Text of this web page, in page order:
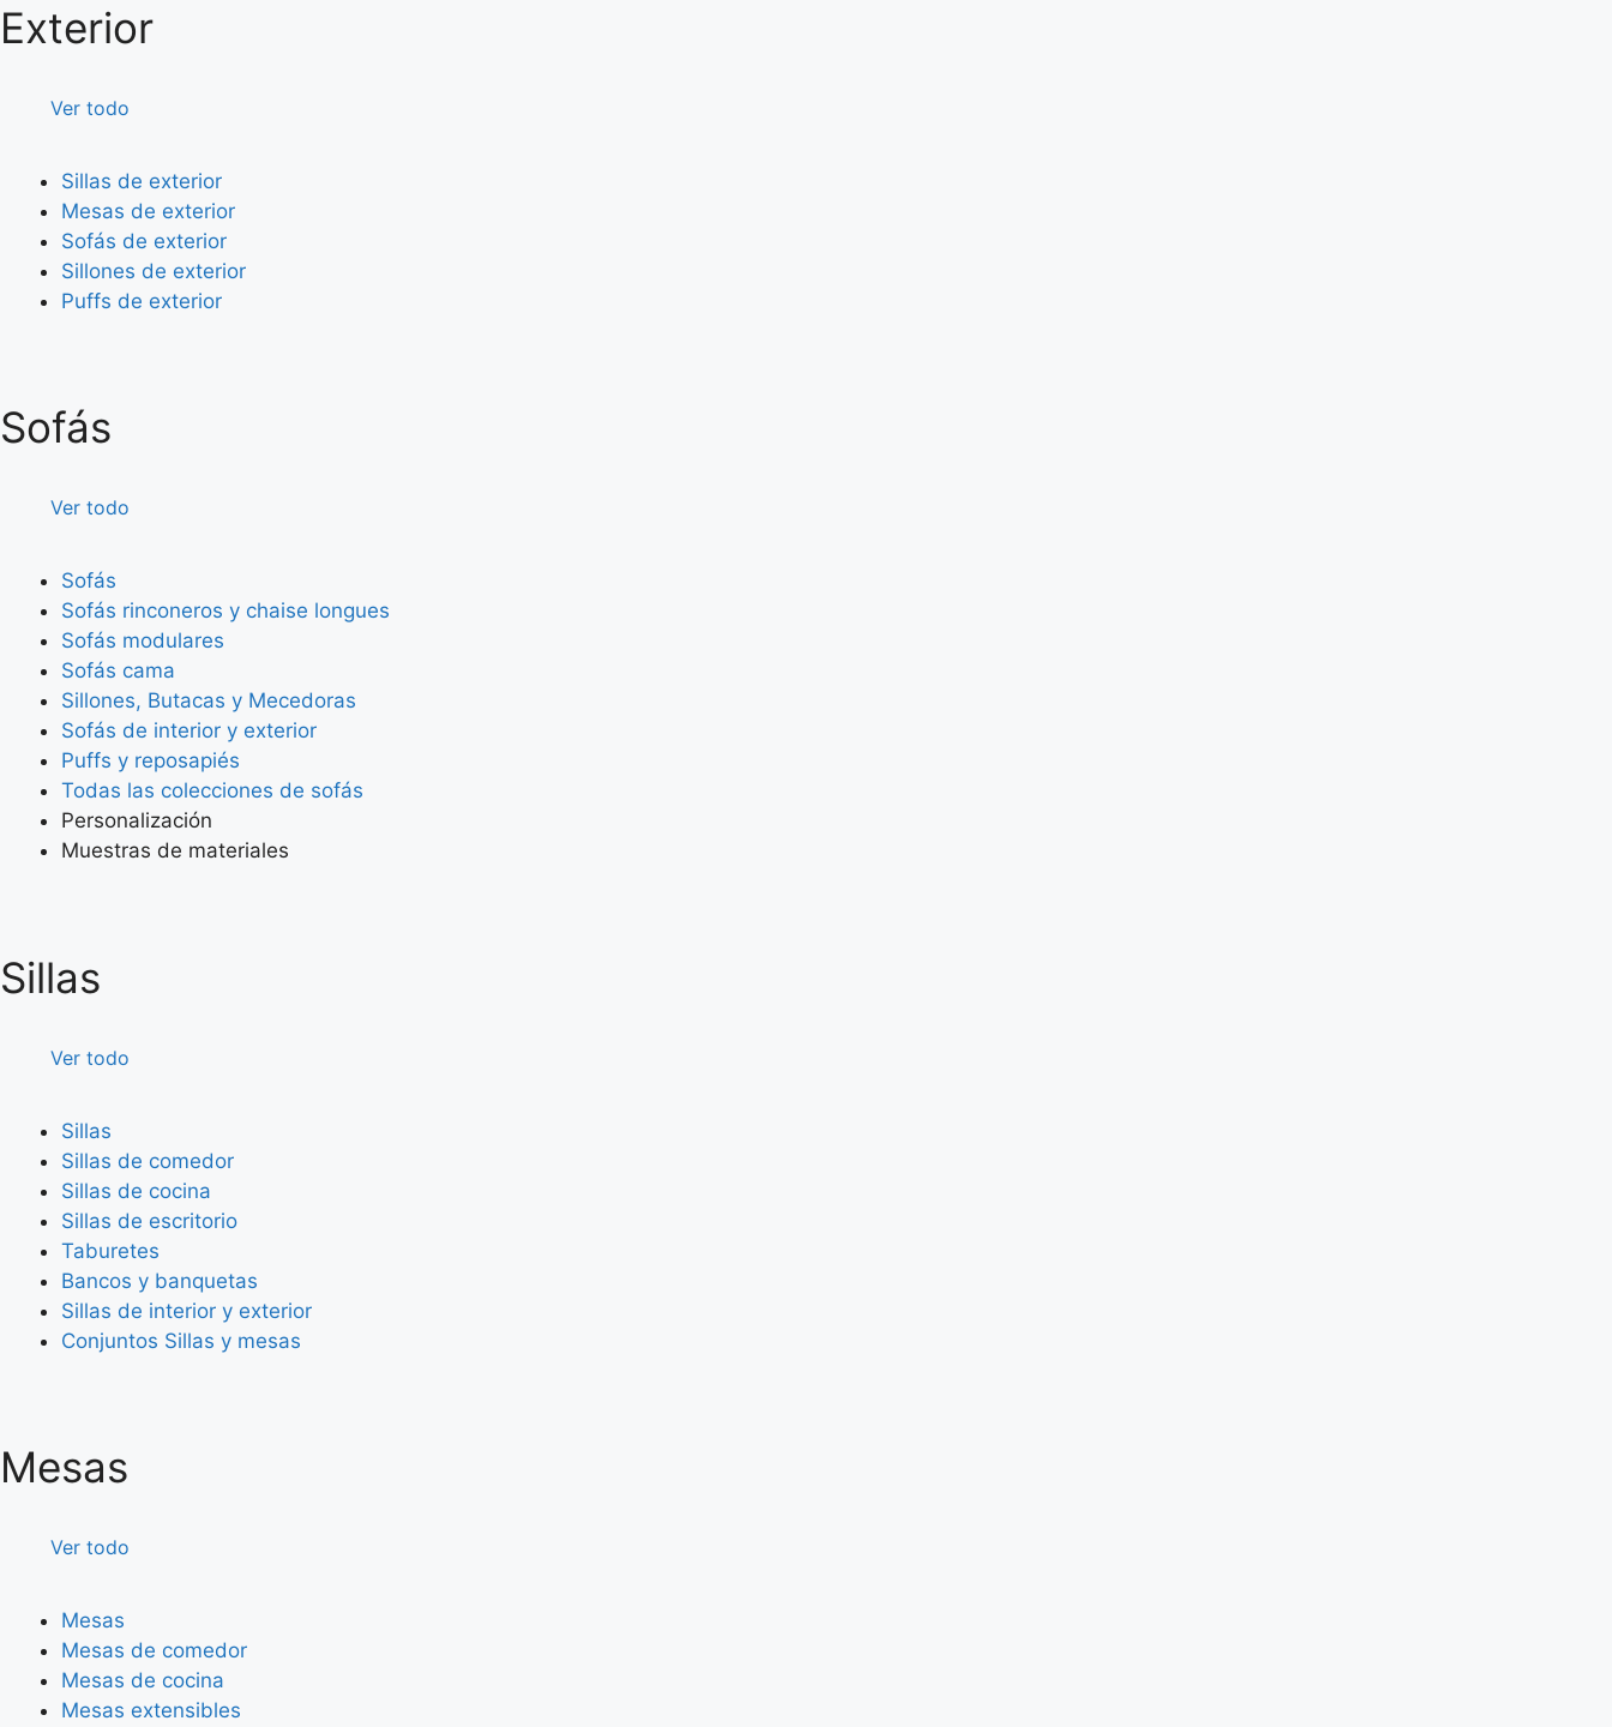
Exterior
Ver todo
Sillas de exterior
Mesas de exterior
Sofás de exterior
Sillones de exterior
Puffs de exterior
Sofás
Ver todo
Sofás
Sofás rinconeros y chaise longues
Sofás modulares
Sofás cama
Sillones, Butacas y Mecedoras
Sofás de interior y exterior
Puffs y reposapiés
Todas las colecciones de sofás
Personalización
Muestras de materiales
Sillas
Ver todo
Sillas
Sillas de comedor
Sillas de cocina
Sillas de escritorio
Taburetes
Bancos y banquetas
Sillas de interior y exterior
Conjuntos Sillas y mesas
Mesas
Ver todo
Mesas
Mesas de comedor
Mesas de cocina
Mesas extensibles